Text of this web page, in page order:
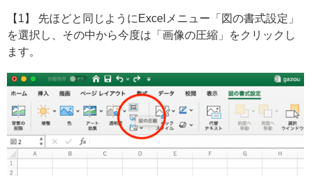
【1】 先ほどと同じようにExcelメニュー「図の書式設定」
を選択し、その中から今度は「画像の圧縮」をクリックし
ます。